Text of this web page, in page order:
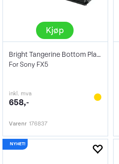
Kjøp
Bright Tangerine Bottom Plate
For Sony FX5
inkl. mva
658,-
Varenr 176837